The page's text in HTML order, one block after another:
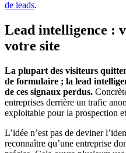
de leads.
Lead intelligence :
votre site
La plupart des visiteurs
de formulaire ; la lead
de ces signaux perdus.
entreprises derrière un trafic
exploitable pour la prospection
L’idée n’est pas de deviner
reconnaître qu’une entreprise